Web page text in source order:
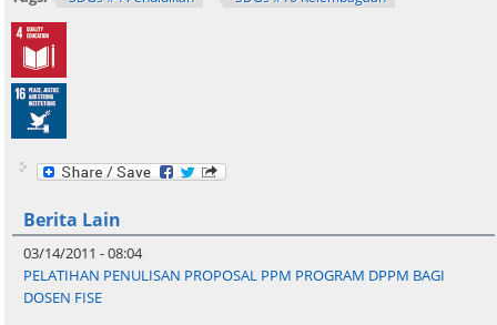
Berita Lain
03/14/2011 - 08:04
PELATIHAN PENULISAN PROPOSAL PPM PROGRAM DPPM BAGI
DOSEN FISE